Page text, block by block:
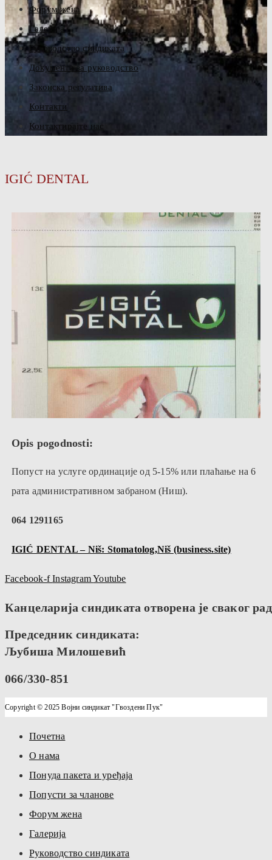
Форум жена
Галерија
Руководство синдиката
Документа за руководство
Законска регулатива
Контакти
Контактирајте нас
IGIĆ DENTAL
Opis pogodnosti:
Попуст на услуге ординације од 5-15% или плаћање на 6
рата административном забраном (Ниш).
064 1291165
IGIĆ DENTAL – Niš: Stomatolog,Niš (business.site)
Facebook-f InstagramYoutube
Канцеларија синдиката отворена је сваког
Председник синдиката:
Љубиша Милошевић
066/330-851
Copyright © 2025 Војни синдикат "Гвоздени Пук"
Почетна
О нама
Понуда пакета и уређаја
Попусти за чланове
Форум жена
Галерија
Руководство синдиката